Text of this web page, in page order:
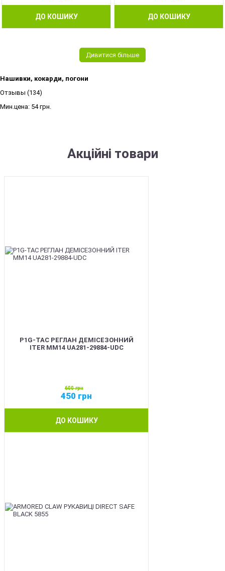
ДО КОШИКУ ДО КОШИКУ
Дивитися більше
Нашивки, кокарди, погони
Отзывы (134)
Мин.цена: 54 грн.
Акційні товари
P1G-TAC РЕГЛАН ДЕМІСЕЗОННИЙ
ITER ММ14 UA281-29884-UDC
600грн
450 грн
ДО КОШИКУ